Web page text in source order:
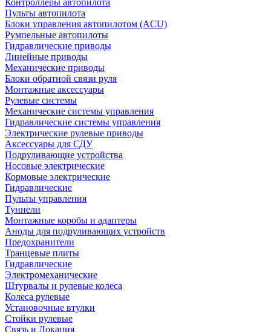
Контроллеры автопилота
Пульты автопилота
Блоки управления автопилотом (ACU)
Румпельные автопилоты
Гидравлические приводы
Линейные приводы
Механические приводы
Блоки обратной связи руля
Монтажные аксессуары
Рулевые системы
Механические системы управления
Гидравлические системы управления
Электрические рулевые приводы
Аксессуары для СДУ
Подруливающие устройства
Носовые электрические
Кормовые электрические
Гидравлические
Пульты управления
Туннели
Монтажные коробы и адаптеры
Аноды для подруливающих устройств
Предохранители
Транцевые плиты
Гидравлические
Электромеханические
Штурвалы и рулевые колеса
Колеса рулевые
Установочные втулки
Стойки рулевые
Связь и Локация